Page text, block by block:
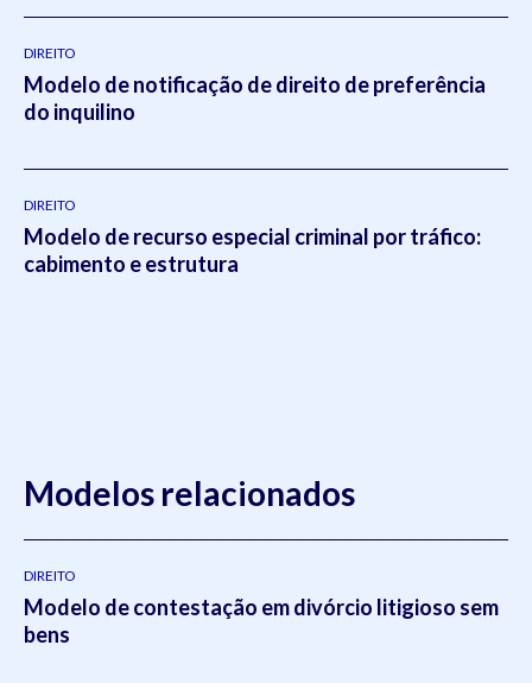
DIREITO
Modelo de notificação de direito de preferência
do inquilino
DIREITO
Modelo de recurso especial criminal por tráfico:
cabimento e estrutura
Modelos relacionados
DIREITO
Modelo de contestação em divórcio litigioso sem
bens